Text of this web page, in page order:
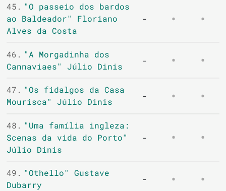
45. "O passeio dos bardos
ao Baldeador" Floriano
Alves da Costa
-
46. "A Morgadinha dos
Cannaviaes" Júlio Dinis
-
47. "Os fidalgos da Casa
Mourisca" Júlio Dinis
-
48. "Uma família ingleza:
Scenas da vida do Porto"
Júlio Dinis
-
49. "Othello" Gustave
Dubarry
-